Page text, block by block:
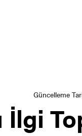
Güncelleme